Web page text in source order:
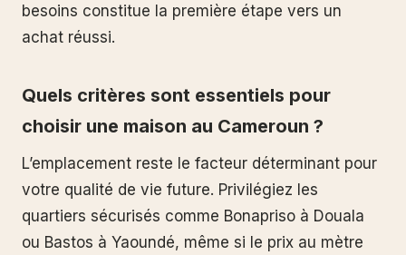
besoins constitue la première étape vers un
achat réussi.
Quels critères sont essentiels pour
choisir une maison au Cameroun ?
L’emplacement reste le facteur déterminant pour
votre qualité de vie future. Privilégiez les
quartiers sécurisés comme Bonapriso à Douala
ou Bastos à Yaoundé, même si le prix au mètre